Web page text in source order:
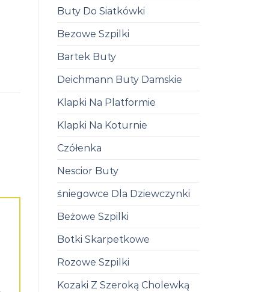
Buty Do Siatkówki
Bezowe Szpilki
Bartek Buty
Deichmann Buty Damskie
Klapki Na Platformie
Klapki Na Koturnie
Czółenka
Nescior Buty
śniegowce Dla Dziewczynki
Beżowe Szpilki
Botki Skarpetkowe
Rozowe Szpilki
Kozaki Z Szeroką Cholewką